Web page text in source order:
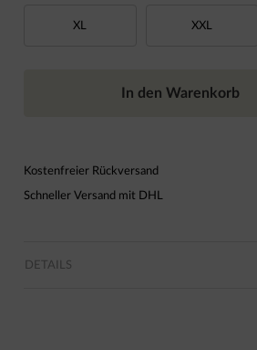
XL XXL
In den Warenkorb
Kostenfreier Rückversand
Schneller Versand mit DHL
DETAILS